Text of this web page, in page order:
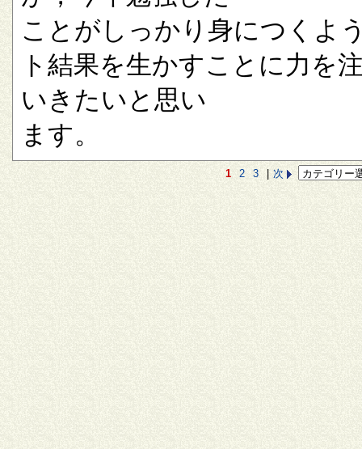
ことがしっかり身につくよ
ト結果を生かすことに力を
いきたいと思い
ます。
1 2 3 次